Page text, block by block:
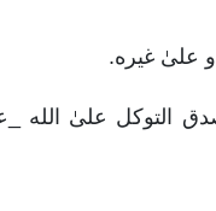
التوكل علىٰ الله